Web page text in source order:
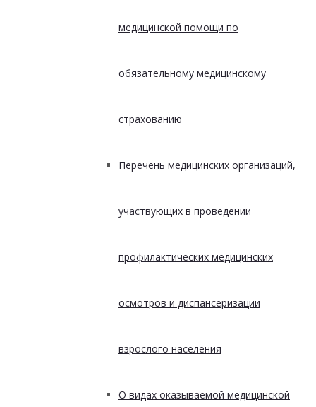
медицинской помощи по
обязательному медицинскому
страхованию
Перечень медицинских организаций,
участвующих в проведении
профилактических медицинских
осмотров и диспансеризации
взрослого населения
О видах оказываемой медицинской